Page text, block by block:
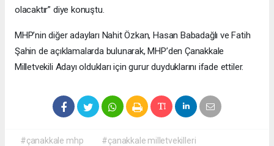
olacaktır” diye konuştu.
MHP’nin diğer adayları Nahit Özkan, Hasan Babadağlı ve Fatih
Şahin de açıklamalarda bulunarak, MHP’den Çanakkale
Milletvekili Adayı oldukları için gurur duyduklarını ifade ettiler.
#çanakkale mhp
#çanakkale milletvekilleri